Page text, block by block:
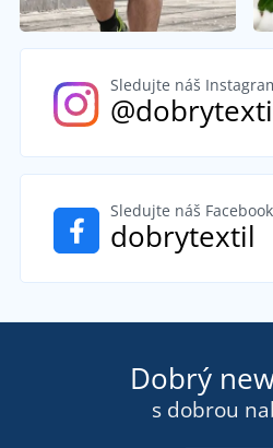
Sledujte náš
Sledujte náš Facebook
dobrytextil
Dobrý
s dobrou